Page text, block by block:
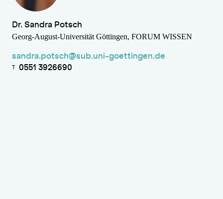
Dr. Sandra Potsch
Georg-August-Universität Göttingen, FORUM WISSEN
sandra.potsch@sub.uni-goettingen.de
0551 3926690